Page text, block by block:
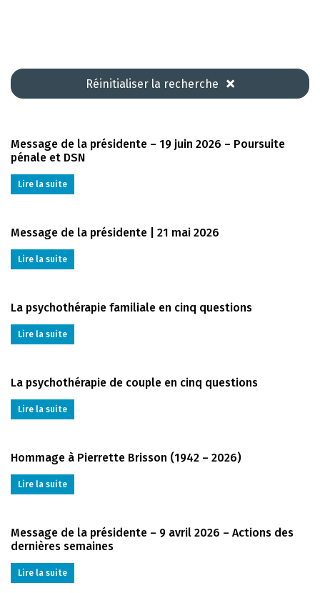
Réinitialiser la recherche
Message de la présidente – 19 juin 2026 – Poursuite
pénale et DSN
Lire la suite
Message de la présidente | 21 mai 2026
Lire la suite
La psychothérapie familiale en cinq questions
Lire la suite
La psychothérapie de couple en cinq questions
Lire la suite
Hommage à Pierrette Brisson (1942 – 2026)
Lire la suite
Message de la présidente – 9 avril 2026 – Actions des
dernières semaines
Lire la suite